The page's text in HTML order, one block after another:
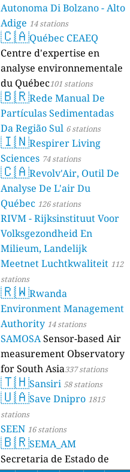
Autonoma Di Bolzano - Alto
Adige 14 stations
🇨🇦Québec CEAEQ
Centre d'expertise en
analyse environnementale
du Québec101 stations
🇧🇷Rede Manual De
Partículas Sedimentadas
Da Região Sul 6 stations
🇮🇳Respirer Living
Sciences 74 stations
🇨🇦Revolv'Air, Outil De
Analyse De L'air Du
Québec 126 stations
RIVM - Rijksinstituut Voor
Volksgezondheid En
Milieum, Landelijk
Meetnet Luchtkwaliteit 112
stations
🇷🇼Rwanda
Environment Management
Authority 14 stations
SAMOSASensor-based Air
measurement Observatory
for South Asia337 stations
🇹🇭Sansiri 58 stations
🇺🇦Save Dnipro 1815
stations
SEEN 16 stations
🇧🇷SEMA_AM
Secretaria de Estado de